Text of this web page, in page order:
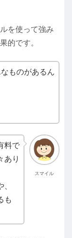
を使って強み
的です。
ものがあるん
スマイル
料で
あり
も